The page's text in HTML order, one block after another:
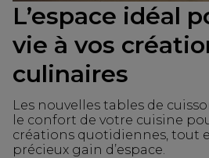
L’espace idéal
vie à vos
culinaires
Les nouvelles tables de
le confort de votre cuisine
créations quotidiennes, tout
précieux gain d’espace.